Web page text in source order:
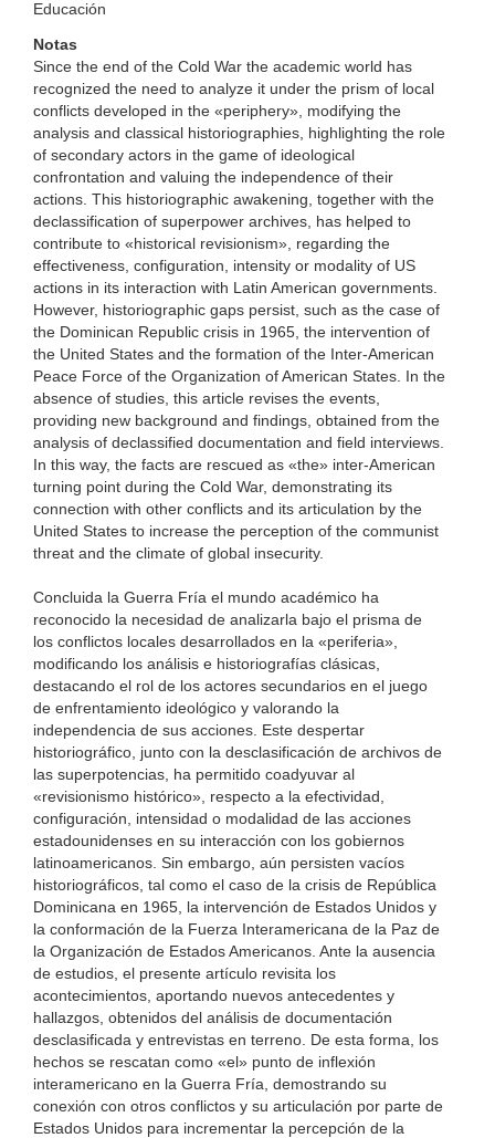
Educación
Notas
Since the end of the Cold War the academic world has
recognized the need to analyze it under the prism of local
conflicts developed in the «periphery», modifying the
analysis and classical historiographies, highlighting the role
of secondary actors in the game of ideological
confrontation and valuing the independence of their
actions. This historiographic awakening, together with the
declassification of superpower archives, has helped to
contribute to «historical revisionism», regarding the
effectiveness, configuration, intensity or modality of US
actions in its interaction with Latin American governments.
However, historiographic gaps persist, such as the case of
the Dominican Republic crisis in 1965, the intervention of
the United States and the formation of the Inter-American
Peace Force of the Organization of American States. In the
absence of studies, this article revises the events,
providing new background and findings, obtained from the
analysis of declassified documentation and field interviews.
In this way, the facts are rescued as «the» inter-American
turning point during the Cold War, demonstrating its
connection with other conflicts and its articulation by the
United States to increase the perception of the communist
threat and the climate of global insecurity.
Concluida la Guerra Fría el mundo académico ha
reconocido la necesidad de analizarla bajo el prisma de
los conflictos locales desarrollados en la «periferia»,
modificando los análisis e historiografías clásicas,
destacando el rol de los actores secundarios en el juego
de enfrentamiento ideológico y valorando la
independencia de sus acciones. Este despertar
historiográfico, junto con la desclasificación de archivos de
las superpotencias, ha permitido coadyuvar al
«revisionismo histórico», respecto a la efectividad,
configuración, intensidad o modalidad de las acciones
estadounidenses en su interacción con los gobiernos
latinoamericanos. Sin embargo, aún persisten vacíos
historiográficos, tal como el caso de la crisis de República
Dominicana en 1965, la intervención de Estados Unidos y
la conformación de la Fuerza Interamericana de la Paz de
la Organización de Estados Americanos. Ante la ausencia
de estudios, el presente artículo revisita los
acontecimientos, aportando nuevos antecedentes y
hallazgos, obtenidos del análisis de documentación
desclasificada y entrevistas en terreno. De esta forma, los
hechos se rescatan como «el» punto de inflexión
interamericano en la Guerra Fría, demostrando su
conexión con otros conflictos y su articulación por parte de
Estados Unidos para incrementar la percepción de la